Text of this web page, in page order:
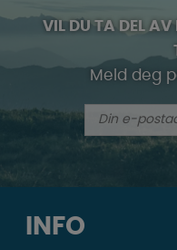
VIL DU TA DEL AV
Meld deg
INFO